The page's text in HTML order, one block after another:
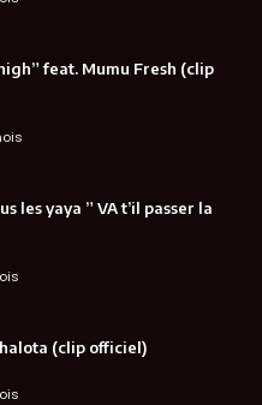
feat. Mumu Fresh (clip
les yaya ” VA t’il passer la
(clip officiel)